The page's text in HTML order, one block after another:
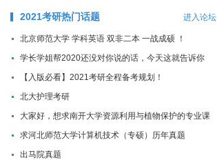
2021考研热门话题 进入论坛
北京师范大学 学科英语 双非二本 一战成硕 ！
学长学姐帮2020还没对你说的话，今天这就告诉你
【入版必看】2021考研全程备考规划！
北大护理考研
大家好，想求南开大学资源利用与植物保护的专业课
资料...
求河北师范大学计算机技术（专硕）历年真题
出马院真题